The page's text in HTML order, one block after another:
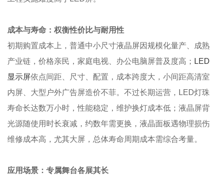
成本与寿命：权衡性价比与耐用性
初期购置成本上，普通中小尺寸液晶屏因规模化量产、成熟
产业链，价格亲民，家庭电视、办公电脑屏普及度高； LED
显示屏依点间距、尺寸、配置，成本跨度大，小间距高清室
内屏、大型户外广告屏造价不菲。不过长期运营，LED灯珠
寿命长达数万小时，性能稳定，维护换灯成本低；液晶屏背
光源随使用时长衰减，约数年需更换，液晶面板遇物理损伤
维修成本高，尤其大屏，总体寿命周期成本需综合考量。
应用场景：专属舞台各展其长